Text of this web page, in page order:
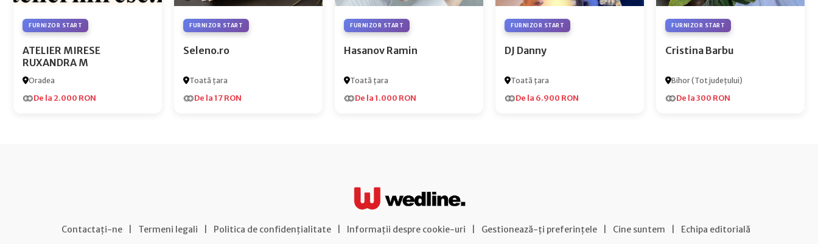
FURNIZOR START
ATELIER MIRESE
RUXANDRA M
Oradea
De la 2.000 RON
FURNIZOR START
Seleno.ro
Toată țara
De la 17 RON
FURNIZOR START
Hasanov Ramin
Toată țara
De la 1.000 RON
FURNIZOR START
DJ Danny
Toată țara
De la 6.900 RON
FURNIZOR START
Cristina Barbu
Bihor (Tot județului)
De la 300 RON
Contactați-ne Termeni legali Politica de confidențialitate Informații despre cookie-uri Gestionează-ți preferințele Cine suntem Echipa editorială